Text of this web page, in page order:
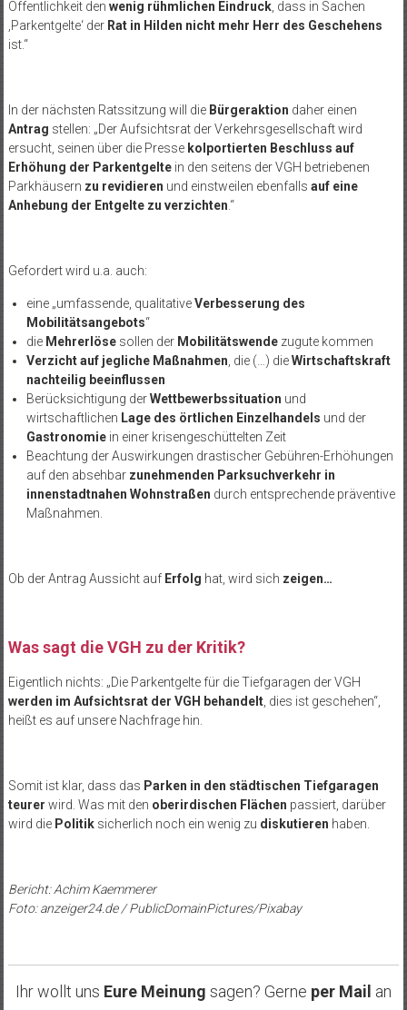
Öffentlichkeit den wenig rühmlichen Eindruck, dass in Sachen
‚Parkentgelte‘ der Rat in Hilden nicht mehr Herr des Geschehens
ist.“
In der nächsten Ratssitzung will die Bürgeraktion daher einen
Antrag stellen: „Der Aufsichtsrat der Verkehrsgesellschaft wird
ersucht, seinen über die Presse kolportierten Beschluss auf
Erhöhung der Parkentgeltein den seitens der VGH betriebenen
Parkhäusern zu revidieren und einstweilen ebenfalls auf eine
Anhebung der Entgelte zu verzichten .“
Gefordert wird u.a. auch:
eine „umfassende, qualitativeVerbesserung des
Mobilitätsangebots“
die Mehrerlösesollen der Mobilitätswendezugute kommen
Verzicht auf jegliche Maßnahmen , die (…) dieWirtschaftskraft
nachteilig beeinflussen
Berücksichtigung derWettbewerbssituation und
wirtschaftlichen Lage des örtlichen Einzelhandels und der
Gastronomiein einer krisengeschüttelten Zeit
Beachtung der Auswirkungen drastischer Gebühren-Erhöhungen
auf den absehbar zunehmenden Parksuchverkehr in
innenstadtnahen Wohnstraßen durch entsprechende präventive
Maßnahmen.
Ob der Antrag Aussicht auf Erfolg hat, wird sich zeigen…
Was sagt die VGH zu der Kritik?
Eigentlich nichts: „Die Parkentgelte für die Tiefgaragen der VGH
werden im Aufsichtsrat der VGH behandelt, dies ist geschehen“,
heißt es auf unsere Nachfrage hin.
Somit ist klar, dass das Parken in den städtischen Tiefgaragen
teurer wird. Was mit den oberirdischen Flächen passiert, darüber
wird die Politiksicherlich noch ein wenig zu diskutieren haben.
Bericht: Achim Kaemmerer
Foto: anzeiger24.de / PublicDomainPictures/Pixabay
Ihr wollt uns Eure Meinung sagen? Gerne per Mail an